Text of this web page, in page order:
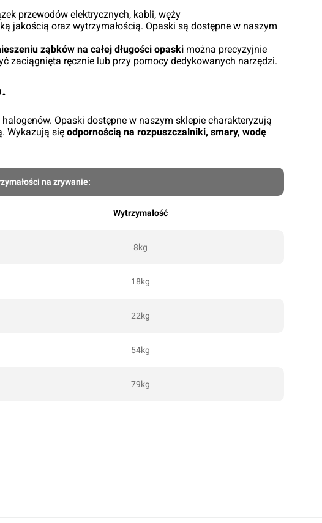
przewodów elektrycznych, kabli, węży
jakością oraz wytrzymałością. Opaski są dostępne w naszym
ząbków na całej długości opaski można precyzyjnie
zaciągnięta ręcznie lub przy pomocy dedykowanych narzędzi.
Opaski dostępne w naszym sklepie charakteryzują
Wykazują się odpornością na rozpuszczalniki, smary, wodę
na zrywanie:
Wytrzymałość
8kg
18kg
22kg
54kg
79kg